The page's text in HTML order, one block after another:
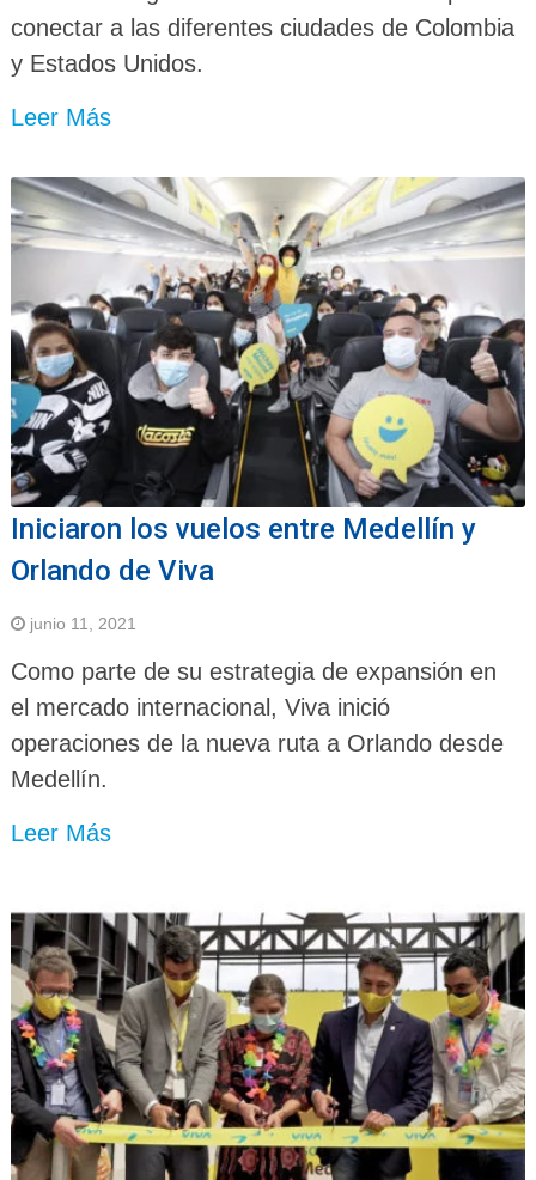
conectar a las diferentes ciudades de Colombia
y Estados Unidos.
Leer Más
Iniciaron los vuelos entre Medellín y
Orlando de Viva
junio 11, 2021
Como parte de su estrategia de expansión en
el mercado internacional, Viva inició
operaciones de la nueva ruta a Orlando desde
Medellín.
Leer Más